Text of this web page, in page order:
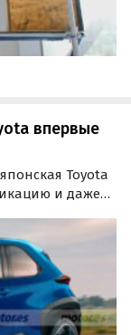
впервые
Toyota
и даже